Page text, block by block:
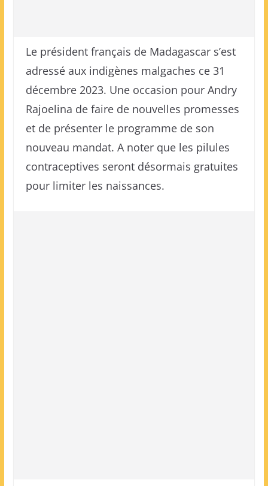
Le président français de Madagascar s’est
adressé aux indigènes malgaches ce 31
décembre 2023. Une occasion pour Andry
Rajoelina de faire de nouvelles promesses
et de présenter le programme de son
nouveau mandat. A noter que les pilules
contraceptives seront désormais gratuites
pour limiter les naissances.